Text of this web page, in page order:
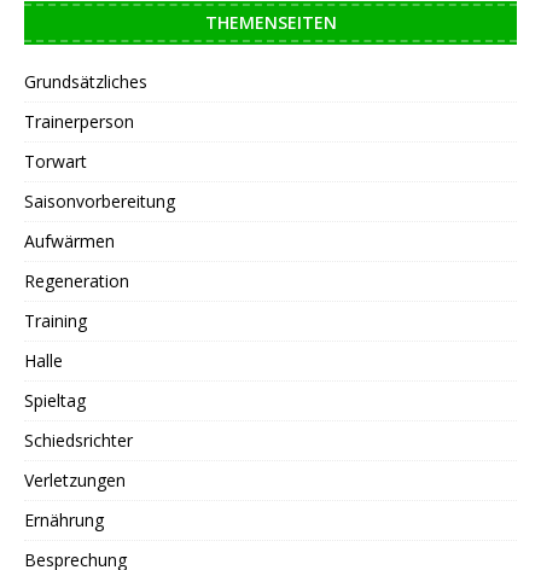
THEMENSEITEN
Grundsätzliches
Trainerperson
Torwart
Saisonvorbereitung
Aufwärmen
Regeneration
Training
Halle
Spieltag
Schiedsrichter
Verletzungen
Ernährung
Besprechung